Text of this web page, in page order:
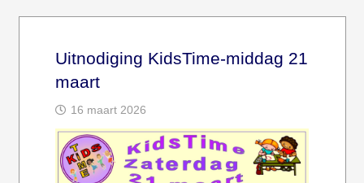
Uitnodiging KidsTime-middag 21
maart
16 maart 2026